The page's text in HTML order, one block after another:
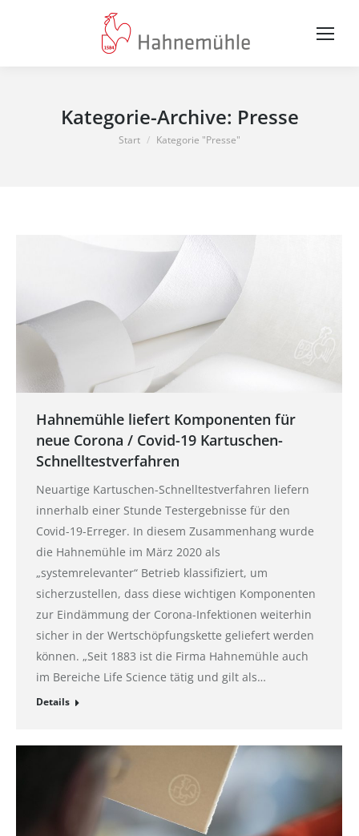
Kategorie-Archive: Presse
Sie befinden sich hier:
Start Kategorie "Presse"
Hahnemühle liefert Komponenten für
neue Corona / Covid-19 Kartuschen-
Schnelltestverfahren
Neuartige Kartuschen-Schnelltestverfahren liefern
innerhalb einer Stunde Testergebnisse für den
Covid-19-Erreger. In diesem Zusammenhang wurde
die Hahnemühle im März 2020 als
„systemrelevanter“ Betrieb klassifiziert, um
sicherzustellen, dass diese wichtigen Komponenten
zur Eindämmung der Corona-Infektionen weiterhin
sicher in der Wertschöpfungskette geliefert werden
können. „Seit 1883 ist die Firma Hahnemühle auch
im Bereiche Life Science tätig und gilt als…
Details